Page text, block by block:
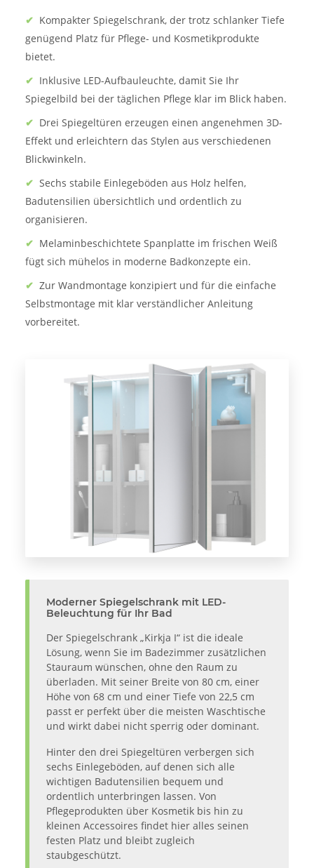
✔ Kompakter Spiegelschrank, der trotz schlanker Tiefe
genügend Platz für Pflege- und Kosmetikprodukte
bietet.
✔ Inklusive LED-Aufbauleuchte, damit Sie Ihr
Spiegelbild bei der täglichen Pflege klar im Blick haben.
✔ Drei Spiegeltüren erzeugen einen angenehmen 3D-
Effekt und erleichtern das Stylen aus verschiedenen
Blickwinkeln.
✔ Sechs stabile Einlegeböden aus Holz helfen,
Badutensilien übersichtlich und ordentlich zu
organisieren.
✔ Melaminbeschichtete Spanplatte im frischen Weiß
fügt sich mühelos in moderne Badkonzepte ein.
✔ Zur Wandmontage konzipiert und für die einfache
Selbstmontage mit klar verständlicher Anleitung
vorbereitet.
Moderner Spiegelschrank mit LED-
Beleuchtung für Ihr Bad
Der Spiegelschrank „Kirkja I“ ist die ideale
Lösung, wenn Sie im Badezimmer zusätzlichen
Stauraum wünschen, ohne den Raum zu
überladen. Mit seiner Breite von 80 cm, einer
Höhe von 68 cm und einer Tiefe von 22,5 cm
passt er perfekt über die meisten Waschtische
und wirkt dabei nicht sperrig oder dominant.
Hinter den drei Spiegeltüren verbergen sich
sechs Einlegeböden, auf denen sich alle
wichtigen Badutensilien bequem und
ordentlich unterbringen lassen. Von
Pflegeprodukten über Kosmetik bis hin zu
kleinen Accessoires findet hier alles seinen
festen Platz und bleibt zugleich
staubgeschützt.